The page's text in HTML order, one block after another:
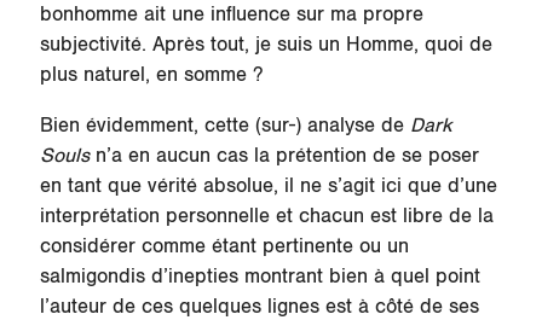
bonhomme ait une influence sur ma propre
subjectivité. Après tout, je suis un Homme, quoi de
plus naturel, en somme ?
Bien évidemment, cette (sur-) analyse de Dark
Soulsn’a en aucun cas la prétention de se poser
en tant que vérité absolue, il ne s’agit ici que d’une
interprétation personnelle et chacun est libre de la
considérer comme étant pertinente ou un
salmigondis d’inepties montrant bien à quel point
l’auteur de ces quelques lignes est à côté de ses